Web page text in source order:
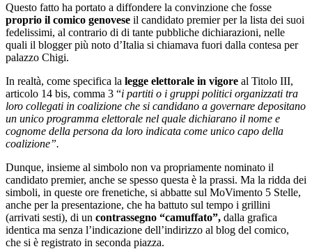
Questo fatto ha portato a diffondere la convinzione che fosse
proprio il comico genovese il candidato premier per la lista dei suoi
fedelissimi, al contrario di di tante pubbliche dichiarazioni, nelle
quali il blogger più noto d’Italia si chiamava fuori dalla contesa per
palazzo Chigi.
In realtà, come specifica la legge elettorale in vigore al Titolo III,
articolo 14 bis, comma 3 “i partiti o i gruppi politici organizzati tra
loro collegati in coalizione che si candidano a governare depositano
un unico programma elettorale nel quale dichiarano il nome e
cognome della persona da loro indicata come unico capo della
coalizione”.
Dunque, insieme al simbolo non va propriamente nominato il
candidato premier, anche se spesso questa è la prassi. Ma la ridda dei
simboli, in queste ore frenetiche, si abbatte sul MoVimento 5 Stelle,
anche per la presentazione, che ha battuto sul tempo i grillini
(arrivati sesti), di un contrassegno “camuffato”, dalla grafica
identica ma senza l’indicazione dell’indirizzo al blog del comico,
che si è registrato in seconda piazza.